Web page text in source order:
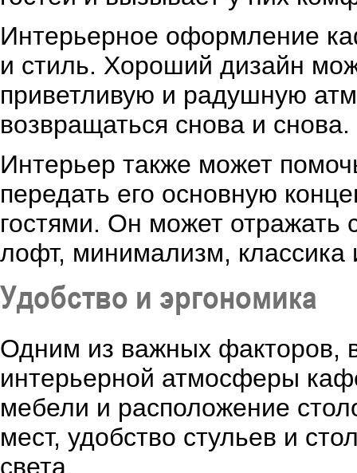
Интерьерное оформление
и стиль. Хороший дизайн
приветливую и радушную
возвращаться снова и снова.
Интерьер также может
передать его основную
гостями. Он может отражать
лофт, минимализм, классика
Удобство и эргономика
Одним из важных факторов,
интерьерной атмосферы
мебели и расположение
мест, удобство стульев и
света.